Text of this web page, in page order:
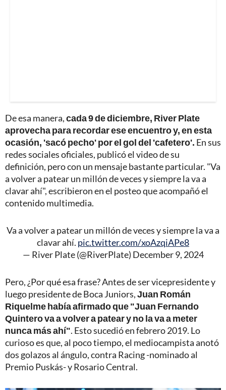
De esa manera,cada 9 de diciembre, River Plate
aprovecha para recordar ese encuentro y, en esta
ocasión, 'sacó pecho' por el gol del 'cafetero'. En sus
redes sociales oficiales, publicó el video de su
definición, pero con un mensaje bastante particular. "Va
a volver a patear un millón de veces y siempre la va a
clavar ahí", escribieron en el posteo que acompañó el
contenido multimedia.
Va a volver a patear un millón de veces y siempre la va a
clavar ahí. pic.twitter.com/xoAzqiAPe8
— River Plate (@RiverPlate) December 9, 2024
Pero, ¿Por qué esa frase? Antes de ser vicepresidente y
luego presidente de Boca Juniors,Juan Román
Riquelme había afirmado que "Juan Fernando
Quintero va a volver a patear y no la va a meter
nunca más ahí". Esto sucedió en febrero 2019. Lo
curioso es que, al poco tiempo, el mediocampista anotó
dos golazos al ángulo, contra Racing -nominado al
Premio Puskás- y Rosario Central.